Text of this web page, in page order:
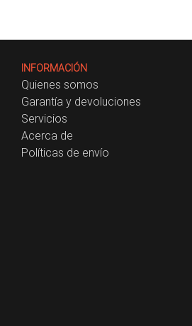
INFORMACIÓN
Quienes somos
Garantía y devoluciones
Servicios
Acerca de
Políticas de envío